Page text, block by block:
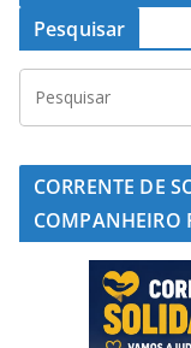
Pesquisar
CORRENTE DE
COMPANHEIRO